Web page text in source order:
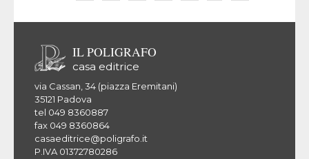
IL POLIGRAFO
casa editrice
via Cassan, 34 (piazza Eremitani)
35121 Padova
tel 049 8360887
fax 049 8360864
casaeditrice@poligrafo.it
P.IVA 01372780286